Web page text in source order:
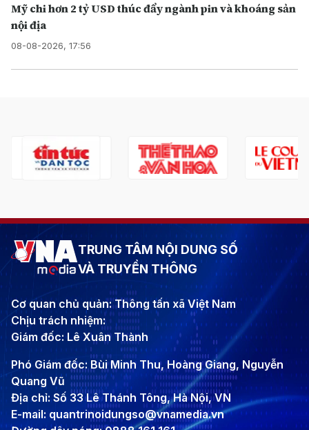
Mỹ chi hơn 2 tỷ USD thúc đẩy ngành pin và khoáng sản
nội địa
08-08-2026, 17:56
TRUNG TÂM NỘI DUNG SỐ
VÀ TRUYỀN THÔNG
Cơ quan chủ quản: Thông tấn xã Việt Nam
Chịu trách nhiệm:
Giám đốc: Lê Xuân Thành
Phó Giám đốc: Bùi Minh Thu, Hoàng Giang, Nguyễn
Quang Vũ
Địa chỉ: Số 33 Lê Thánh Tông, Hà Nội, VN
E-mail: quantrinoidungso@vnamedia.vn